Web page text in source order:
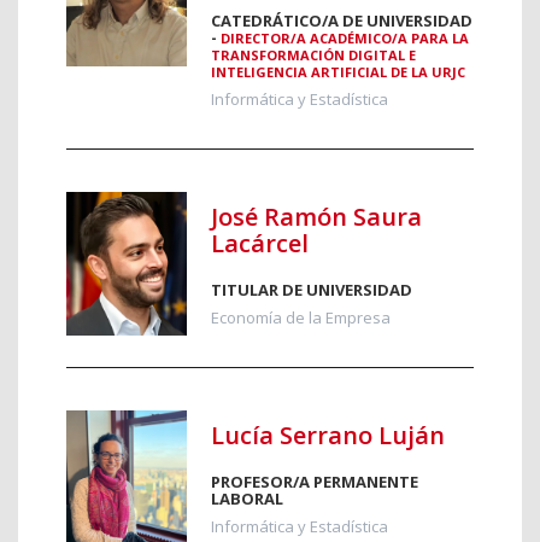
CATEDRÁTICO/A DE UNIVERSIDAD
- DIRECTOR/A ACADÉMICO/A PARA LA
TRANSFORMACIÓN DIGITAL E
INTELIGENCIA ARTIFICIAL DE LA URJC
Informática y Estadística
José Ramón Saura
Lacárcel
TITULAR DE UNIVERSIDAD
Economía de la Empresa
Lucía Serrano Luján
PROFESOR/A PERMANENTE
LABORAL
Informática y Estadística